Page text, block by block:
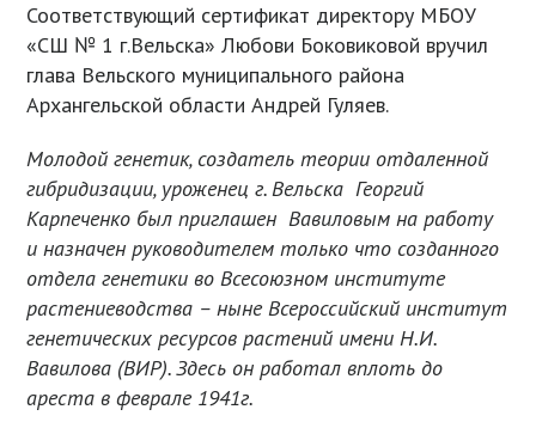
Соответствующий сертификат директору МБОУ
«СШ № 1 г.Вельска» Любови Боковиковой вручил
глава Вельского муниципального района
Архангельской области Андрей Гуляев.
Молодой генетик, создатель теории отдаленной
гибридизации, уроженец г. Вельска Георгий
Карпеченко был приглашен Вавиловым на работу
и назначен руководителем только что созданного
отдела генетики во Всесоюзном институте
растениеводства – ныне Всероссийский институт
генетических ресурсов растений имени Н.И.
Вавилова (ВИР). Здесь он работал вплоть до
ареста в феврале 1941г.